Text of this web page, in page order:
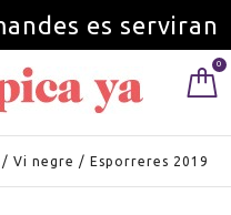
es serviran
setembre.
0
/ Vi negre / Esporreres 2019